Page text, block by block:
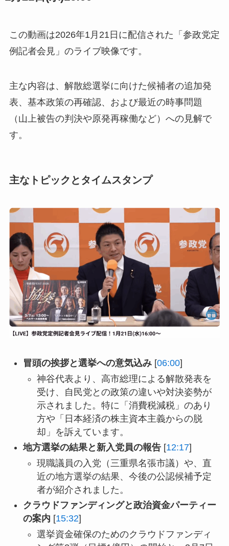
この動画は2026年1月21日に配信された「参政党定
例記者会見」のライブ映像です。
主な内容は、解散総選挙に向けた候補者の追加発
表、基本政策の再確認、および最近の時事問題
（山上被告の判決や原発再稼働など）への見解で
す。
主なトピックとタイムスタンプ
冒頭の挨拶と選挙への意気込み[06:00]
神谷代表より、高市総理による解散発表を
受け、自民党との政策の違いや対決姿勢が
示されました。特に「消費税減税」のあり
方や「日本経済の株主資本主義からの脱
却」を訴えています。
地方選挙の結果と新入党員の報告[12:17]
現職議員の入党（三重県名張市議）や、直
近の地方選挙の結果、今後の公認候補予定
者が紹介されました。
クラウドファンディングと政治資金パーティー
の案内 [15:32]
選挙資金確保のためのクラウドファンディ